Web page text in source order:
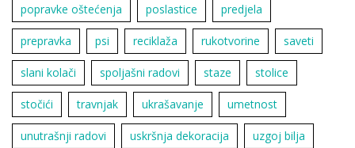
popravke oštećenja poslastice predjela
prepravka psi reciklaža rukotvorine saveti
slani kolači spoljašni radovi staze stolice
stočići travnjak ukrašavanje umetnost
unutrašnji radovi uskršnja dekoracija uzgoj bilja